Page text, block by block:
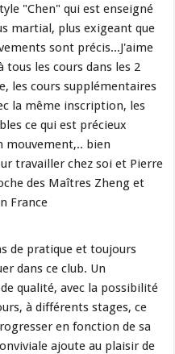
"Chen" qui est enseigné
martial, plus exigeant que
sont précis...J'aime
les cours dans les 2
les cours supplémentaires
la même inscription, les
ce qui est précieux
mouvement,.. bien
travailler chez soi et Pierre
des Maîtres Zheng et
France
de pratique et toujours
dans ce club. Un
qualité, avec la possibilité
à différents stages, ce
en fonction de sa
ajoute au plaisir de